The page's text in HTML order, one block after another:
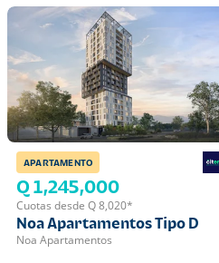
APARTAMENTO
Q 1,245,000
Cuotas desde Q 8,020*
Noa Apartamentos Tipo D
Noa Apartamentos